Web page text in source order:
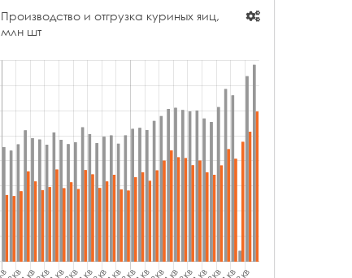
Производство и отгрузка куриных яиц,
млн шт